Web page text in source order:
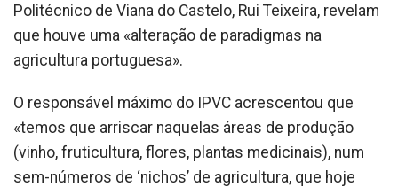
Politécnico de Viana do Castelo, Rui Teixeira, revelam
que houve uma «alteração de paradigmas na
agricultura portuguesa».
O responsável máximo do IPVC acrescentou que
«temos que arriscar naquelas áreas de produção
(vinho, fruticultura, flores, plantas medicinais), num
sem-números de ‘nichos’ de agricultura, que hoje